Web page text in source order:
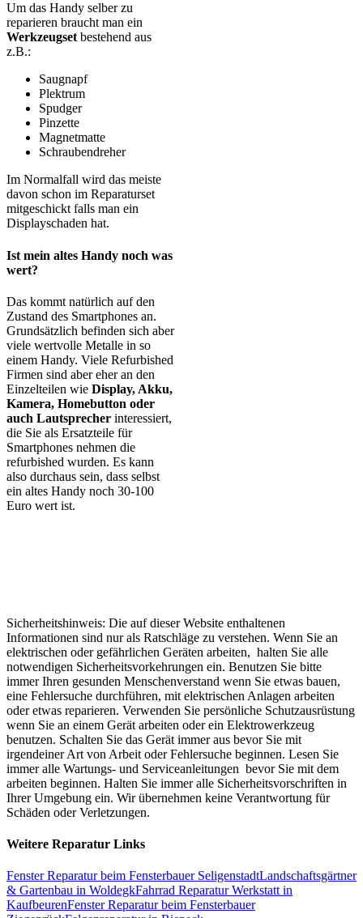
Um das Handy selber zu
reparieren braucht man ein
Werkzeugset bestehend aus
z.B.:
Saugnapf
Plektrum
Spudger
Pinzette
Magnetmatte
Schraubendreher
Im Normalfall wird das meiste
davon schon im Reparaturset
mitgeschickt falls man ein
Displayschaden hat.
Ist mein altes Handy noch was
wert?
Das kommt natürlich auf den
Zustand des Smartphones an.
Grundsätzlich befinden sich aber
viele wertvolle Metalle in so
einem Handy. Viele Refurbished
Firmen sind aber eher an den
Einzelteilen wie Display, Akku,
Kamera, Homebutton oder
auch Lautsprecher interessiert,
die Sie als Ersatzteile für
Smartphones nehmen die
refurbished wurden. Es kann
also durchaus sein, dass selbst
ein altes Handy noch 30-100
Euro wert ist.
Sicherheitshinweis: Die auf dieser Website enthaltenen
Informationen sind nur als Ratschläge zu verstehen. Wenn Sie an
elektrischen oder gefährlichen Geräten arbeiten, halten Sie alle
notwendigen Sicherheitsvorkehrungen ein. Benutzen Sie bitte
immer Ihren gesunden Menschenverstand wenn Sie etwas bauen,
eine Fehlersuche durchführen, mit elektrischen Anlagen arbeiten
oder etwas reparieren. Verwenden Sie persönliche Schutzausrüstung
wenn Sie an einem Gerät arbeiten oder ein Elektrowerkzeug
benutzen. Schalten Sie das Gerät immer aus bevor Sie mit
irgendeiner Art von Arbeit oder Fehlersuche beginnen. Lesen Sie
immer alle Wartungs- und Serviceanleitungen bevor Sie mit dem
arbeiten beginnen. Halten Sie immer alle Sicherheitsvorschriften in
Ihrer Umgebung ein. Wir übernehmen keine Verantwortung für
Schäden oder Verletzungen.
Weitere Reparatur Links
Fenster Reparatur beim Fensterbauer SeligenstadtLandschaftsgärtner
& Gartenbau in WoldegkFahrrad Reparatur Werkstatt in
KaufbeurenFenster Reparatur beim Fensterbauer